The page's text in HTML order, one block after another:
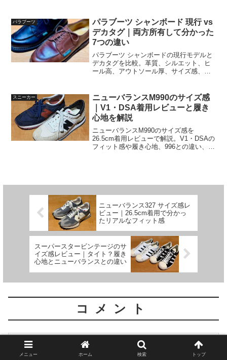
パラブーツ
パラブーツ シャンボード 現行 vs
デカタグ｜両方所有して分かった
7つの違い
パラブーツ シャンボードの現行モデルと
デカタグを比較。革質、シルエット、ヒ
ール高、アウトソール厚、サイズ感、履
ぶべきか解説します。
スニーカー
ニューバランスM990のサイズ感
｜V1・DSA着用レビューと履き
心地を解説
ニューバランスM990のサイズ感を
26.5cm着用レビューで解説。V1・DSAの
フィット感や履き心地、996との違い、サ
ニューバランス327 サイズ感レ
ビュー｜26.5cm着用で分かっ
たリアルなフィット感
スーパースタービンテージのサ
イズ感レビュー｜タイト？履き
心地とニューバランスとの違い
コメント
コメントを書き込む
メニュー ホーム 検索 トップ